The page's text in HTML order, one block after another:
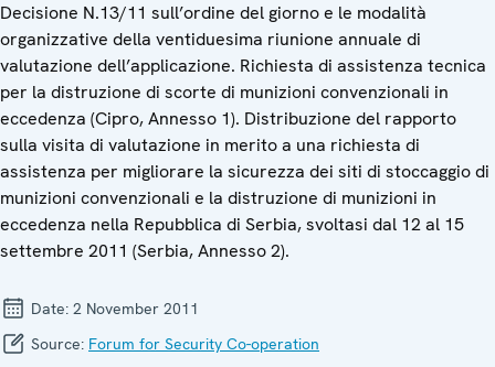
Decisione N.13/11 sull’ordine del giorno e le modalità
organizzative della ventiduesima riunione annuale di
valutazione dell’applicazione. Richiesta di assistenza tecnica
per la distruzione di scorte di munizioni convenzionali in
eccedenza (Cipro, Annesso 1). Distribuzione del rapporto
sulla visita di valutazione in merito a una richiesta di
assistenza per migliorare la sicurezza dei siti di stoccaggio di
munizioni convenzionali e la distruzione di munizioni in
eccedenza nella Repubblica di Serbia, svoltasi dal 12 al 15
settembre 2011 (Serbia, Annesso 2).
Date: 2 November 2011
Source: Forum for Security Co-operation